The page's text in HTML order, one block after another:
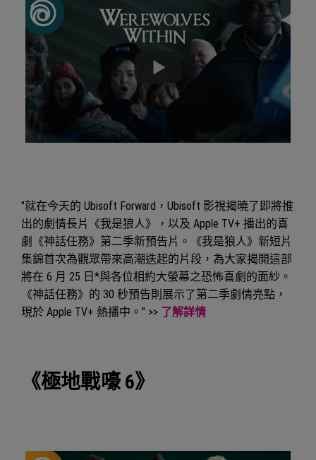
"就在今天的 Ubisoft Forward，Ubisoft 影視揭曉了即將推
出的劇情長片《我是狼人》，以及 Apple TV+ 播出的喜
劇《神話任務》第二季新預告片。《我是狼人》新短片
集錦首次為觀眾帶來高潮迭起的片段，為大家揭開這部
將在 6 月 25 日*與各位相約大螢幕之恐怖喜劇的面紗。
《神話任務》的 30 秒預告則展示了第二季劇情亮點，
現於 Apple TV+ 熱播中。" >> 了解詳情
《極地戰嚎 6》